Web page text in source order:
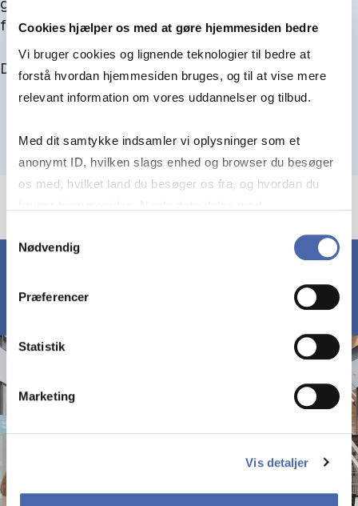
Cookies hjælper os med at gøre hjemmesiden bedre
Vi bruger cookies og lignende teknologier til bedre at
forstå hvordan hjemmesiden bruges, og til at vise mere
relevant information om vores uddannelser og tilbud.
Med dit samtykke indsamler vi oplysninger som et
anonymt ID, hvilken slags enhed og browser du besøger
os med, hvilket land du besøger os fra, og hvordan du
markedsføring. Du bestemmer selv - og kan altid trække
Nødvendig
Præferencer
Statistik
Marketing
Vis detaljer
for at blive optaget.
Du kan finde alle events her i slutningen af august.